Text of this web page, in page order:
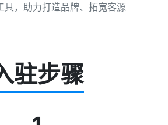
具，助力打造品牌、拓宽客源
驻步骤